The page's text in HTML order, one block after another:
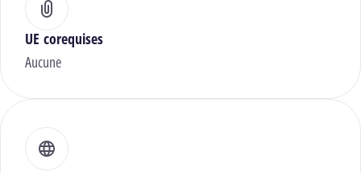
UE corequises
Aucune